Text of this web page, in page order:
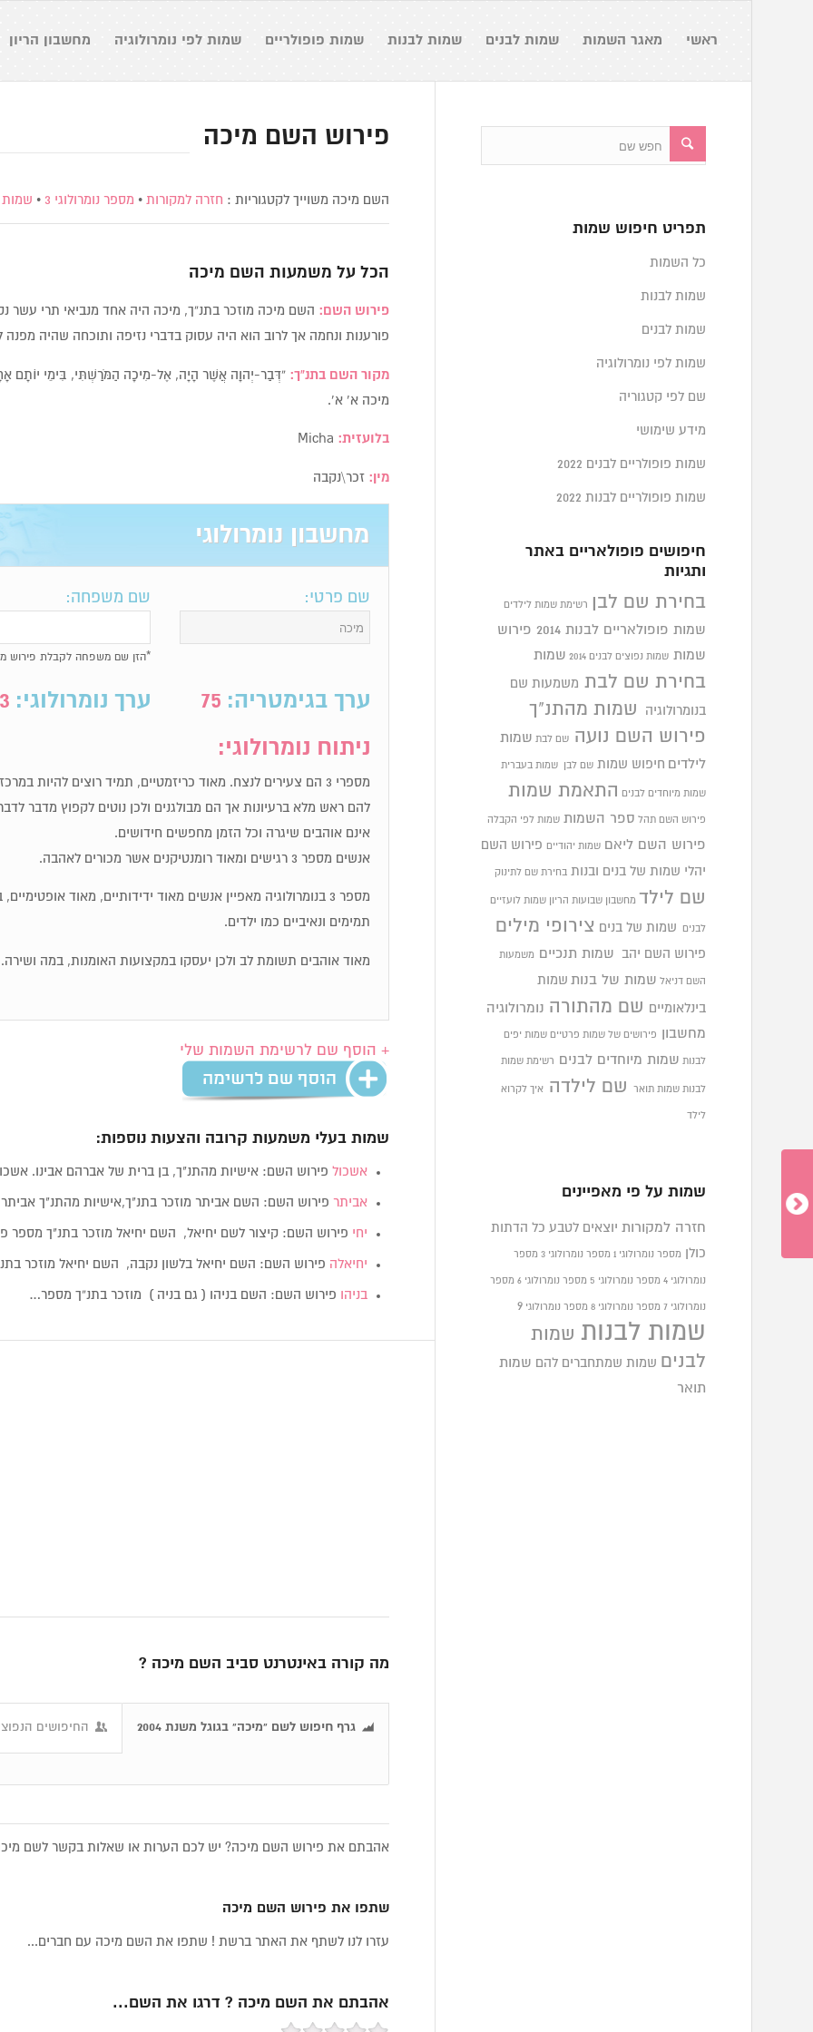
ראשי מאגר השמות שמות לבנים שמות לבנות שמות פופולריים שמות לפי נומרולוגיה מחשבון הריון
פירוש השם מיכה
השם מיכה משוייך לקטגוריות : חזרה למקורות • מספר נומרולוגי 3 • שמות
הכל על משמעות השם מיכה
פירוש השם: השם מיכה מוזכר בתנ”ך, מיכה היה אחד מנביאי תרי עשר
פורענות ונחמה אך לרוב הוא היה עסוק בדברי נזיפה ותוכחה שהיה מפנה
מקור השם בתנ”ך: “דְּבַר-יְהוָה אֲשֶׁר הָיָה, אֶל-מִיכָה הַמֹּרַשְׁתִּי, בִּימֵי יוֹתָם
מיכה א’ א’.
בלועזית:
מין: זכר\נקבה
מחשבון נומרולוגי
שם פרטי: שם משפחה:
*הזן שם משפחה לקבלת פירוש
ערך בגימטריה: 75 ערך נומרולוגי: 3
ניתוח נומרולוגי:
מספרי 3 הם צעירים לנצח. מאוד כריזמטיים, תמיד רוצים להיות
להם ראש מלא ברעיונות אך הם מבולגנים ולכן נוטים לקפוץ מדבר
אינם אוהבים שיגרה וכל הזמן מחפשים חידושים.
אנשים מספר 3 רגישים ומאוד רומנטיקנים אשר מכורים לאהבה.
מספר 3 בנומרולוגיה מאפיין אנשים מאוד ידידותיים, מאוד
תמימים ונאיביים כמו ילדים.
מאוד אוהבים תשומת לב ולכן יעסקו במקצועות האומנות, במה ושירה.
+ הוסף שם לרשימת השמות שלי
שמות בעלי משמעות קרובה והצעות נוספות:
אשכול פירוש השם: אישיות מהתנ"ך, בן ברית של אברהם אבינו.
אביתר פירוש השם: השם אביתר מוזכר בתנ"ך,אישיות מהתנ"ך
יחי פירוש השם: קיצור לשם יחיאל, השם יחיאל מוזכר בתנ"ך מספר
יחיאלה פירוש השם: השם יחיאל בלשון נקבה, השם יחיאל מוזכר
בניהו פירוש השם: השם בניהו ( גם בניה ) מוזכר בתנ”ך מספר…
מה קורה באינטרנט סביב השם מיכה ?
גרף חיפוש לשם "מיכה" בגוגל משנת 2004 החיפושים
אהבתם את פירוש השם מיכה? יש לכם הערות או שאלות בקשר לשם
שתפו את פירוש השם מיכה
עזרו לנו לשתף את האתר ברשת ! שתפו את השם מיכה עם חברים...
אהבתם את השם מיכה ? דרגו את השם...
תפריט חיפוש שמות
כל השמות
שמות לבנות
שמות לבנים
שמות לפי נומרולוגיה
שם לפי קטגוריה
מידע שימושי
שמות פופולריים לבנים 2022
שמות פופולריים לבנות 2022
חיפושים פופולאריים באתר
ותגיות
בחירת שם לבן רשימת שמות לילדים
שמות פופולאריים לבנות 2014 פירוש
שמות שמות נפוצים לבנים 2014 שמות
בחירת שם לבת משמעות שם
בנומרולוגיה
שמות מהתנ"ך
פירוש השם נועה
שם לבת שמות
לילדים חיפוש שמות שם לבן שמות בעברית
שמות מיוחדים לבנים התאמת שמות
פירוש השם תהל ספר השמות שמות לפי הקבלה
פירוש השם ליאם שמות יהודיים פירוש השם
יהלי שמות של בנים ובנות בחירת שם לתינוק
שם לילד מחשבון שבועות הריון שמות לועזיים
לבנים שמות של בנים צירופי מילים
פירוש השם יהב שמות תנכיים משמעות
השם דניאל שמות של בנות שמות
בינלאומיים שם מהתורה נומרולוגיה
מחשבון פירושים של שמות פרטיים שמות יפים
לבנות שמות מיוחדים לבנים רשימת שמות
לבנות שמות תואר שם לילדה איך לקרוא
לילד
שמות על פי מאפיינים
חזרה למקורות יוצאים לטבע כל הדתות
כולן מספר נומרולוגי 1 מספר נומרולוגי 3 מספר
נומרולוגי 4 מספר נומרולוגי 5 מספר נומרולוגי 6 מספר
נומרולוגי 7 מספר נומרולוגי 8 מספר נומרולוגי9
שמות לבנות שמות
לבנים
שמות שמתחברים להם שמות
תואר